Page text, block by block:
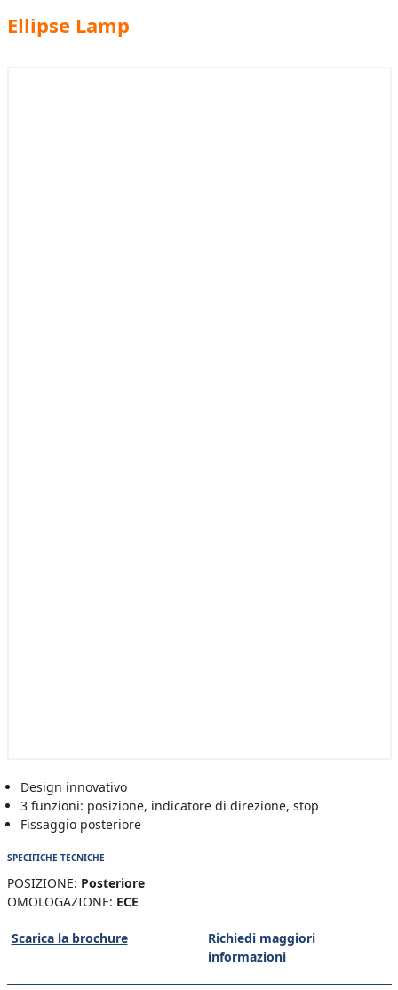
Ellipse Lamp
Design innovativo
3 funzioni: posizione, indicatore di direzione, stop
Fissaggio posteriore
SPECIFICHE TECNICHE
POSIZIONE: Posteriore
OMOLOGAZIONE: ECE
Scarica la brochure
Richiedi maggiori
informazioni